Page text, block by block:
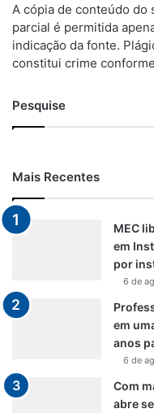
A cópia de conteúdo do
parcial é permitida
indicação da fonte.
constitui crime
Pesquise
Mais Recentes
MEC
em
por
6 de
em
anos
6 de
Com
abre